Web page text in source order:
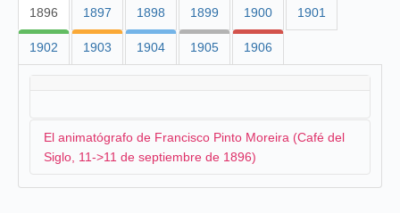
1896 1897 1898 1899 1900 1901
1902 1903 1904 1905 1906
El animatógrafo de Francisco Pinto Moreira (Café del
Siglo, 11->11 de septiembre de 1896)